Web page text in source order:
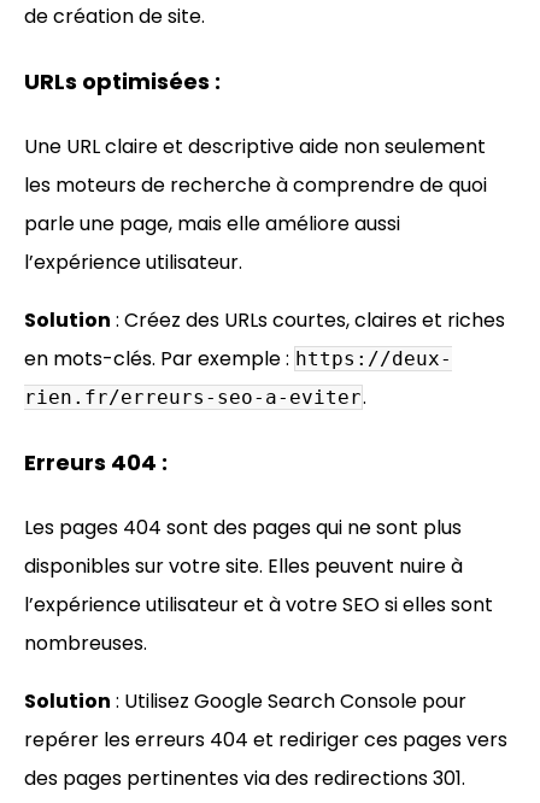
de création de site.
URLs optimisées :
Une URL claire et descriptive aide non seulement
les moteurs de recherche à comprendre de quoi
parle une page, mais elle améliore aussi
l’expérience utilisateur.
Solution : Créez des URLs courtes, claires et riches
en mots-clés. Par exemple : https://deux-
rien.fr/erreurs-seo-a-eviter.
Erreurs 404 :
Les pages 404 sont des pages qui ne sont plus
disponibles sur votre site. Elles peuvent nuire à
l’expérience utilisateur et à votre SEO si elles sont
nombreuses.
Solution : Utilisez Google Search Console pour
repérer les erreurs 404 et rediriger ces pages vers
des pages pertinentes via des redirections 301.